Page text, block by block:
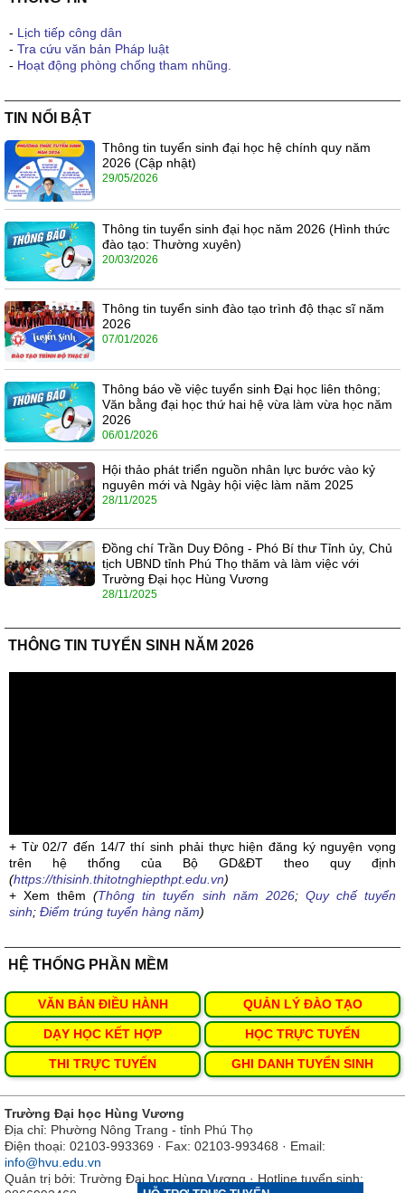
- Lịch tiếp công dân
- Tra cứu văn bản Pháp luật
- Hoạt động phòng chống tham nhũng.
TIN NỔI BẬT
Thông tin tuyển sinh đại học hệ chính quy năm
2026 (Cập nhật)
29/05/2026
Thông tin tuyển sinh đại học năm 2026 (Hình thức
đào tạo: Thường xuyên)
20/03/2026
Thông tin tuyển sinh đào tạo trình độ thạc sĩ năm
2026
07/01/2026
Thông báo về việc tuyển sinh Đại học liên thông;
Văn bằng đại học thứ hai hệ vừa làm vừa học năm
2026
06/01/2026
Hội thảo phát triển nguồn nhân lực bước vào kỷ
nguyên mới và Ngày hội việc làm năm 2025
28/11/2025
Đồng chí Trần Duy Đông - Phó Bí thư Tỉnh ủy, Chủ
tịch UBND tỉnh Phú Thọ thăm và làm việc với
Trường Đại học Hùng Vương
28/11/2025
THÔNG TIN TUYỂN SINH NĂM 2026
+ Từ 02/7 đến 14/7 thí sinh phải thực hiện đăng ký nguyện vọng
trên hệ thống của Bộ GD&ĐT theo quy định
(https://thisinh.thitotnghiepthpt.edu.vn)
+ Xem thêm(Thông tin tuyển sinh năm 2026; Quy chế tuyển
sinh; Điểm trúng tuyển hàng năm)
HỆ THỐNG PHẦN MỀM
VĂN BẢN ĐIỀU HÀNH QUẢN LÝ ĐÀO TẠO
DẠY HỌC KẾT HỢP HỌC TRỰC TUYẾN
THI TRỰC TUYẾN GHI DANH TUYỂN SINH
Trường Đại học Hùng Vương
Địa chỉ: Phường Nông Trang - tỉnh Phú Thọ
Điện thoại: 02103-993369 · Fax: 02103-993468 · Email:
info@hvu.edu.vn
Quản trị bởi: Trường Đại học Hùng Vương · Hotline tuyển sinh: